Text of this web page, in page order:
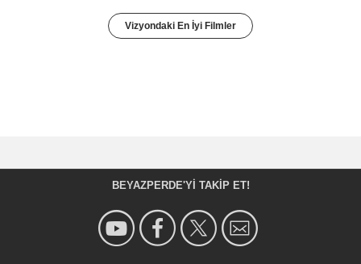
Vizyondaki En İyi Filmler
BEYAZPERDE'YI TAKIP ET!